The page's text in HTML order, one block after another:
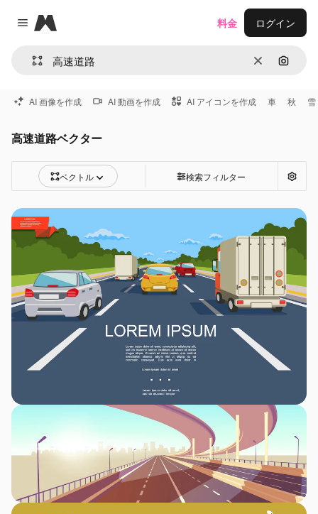
Close menu
Magnific
消去 画像で
料金 ログイン
AI 画像を作成 AI 動画を作成 AI アイコンを作成 車 秋 雪
高速道路ベクター
ベクトル 検索フィルター